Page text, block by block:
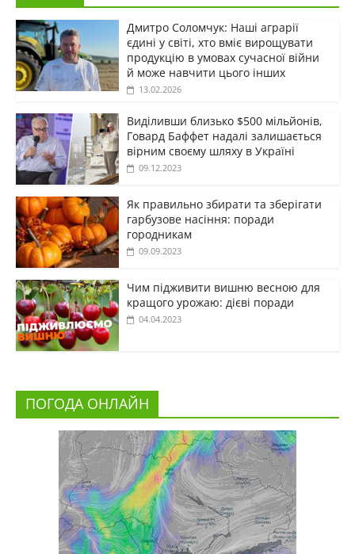
Дмитро Соломчук: Наші аграрії
єдині у світі, хто вміє вирощувати
продукцію в умовах сучасної війни
й може навчити цього інших
13.02.2026
Виділивши близько $500 мільйонів,
Говард Баффет надалі залишається
вірним своєму шляху в Україні
09.12.2023
Як правильно збирати та зберігати
гарбузове насіння: поради
городникам
09.09.2023
Чим підживити вишню весною для
кращого урожаю: дієві поради
04.04.2023
ПОГОДА ОНЛАЙН